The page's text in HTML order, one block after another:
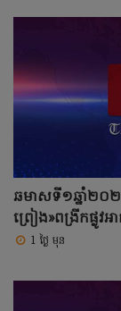
ឆមាសទី១ឆ្នាំ២០
ព្រៀង»ពង្រីកផ្លូវ
1 ថ្ងៃ មុន